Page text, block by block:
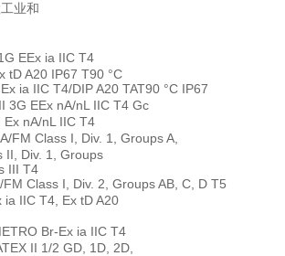
业和
EEx ia IIC T4
IP67 T90 °C
ia IIC T4/DIP A20 TAT90 °C IP67
3G EEx nA/nL IIC T4 Gc
nA/nL IIC T4
FM Class I, Div. 1, Groups A,
1, Groups
T4
Class I, Div. 2, Groups AB, C, D T5
IIC T4, Ex tD A20
Br-Ex ia IIC T4
II 1/2 GD, 1D, 2D,